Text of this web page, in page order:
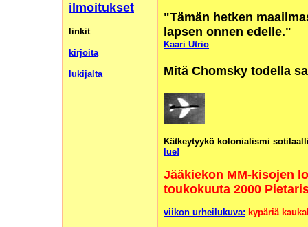
ilmoitukset
linkit
kirjoita
lukijalta
"Tämän hetken
lapsen onnen edelle."
Kaari Utrio
Mitä Chomsky todella
Kätkeytyykö kolonialismi
lue!
Jääkiekon MM-kisojen
toukokuuta 2000
viikon urheilukuva: kypäriä